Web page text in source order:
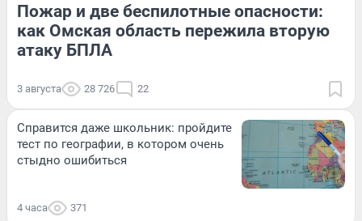
Пожар и две беспилотные опасности:
как Омская область пережила вторую
атаку БПЛА
3 августа 28 726 22
Справится даже школьник: пройдите
тест по географии, в котором очень
стыдно ошибиться
4 часа 371